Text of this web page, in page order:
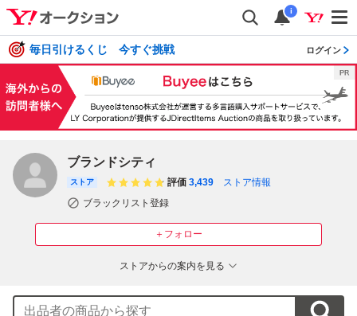
i
毎日引けるくじ 今すぐ挑戦 ログイン
ブランドシティ
＋フォロー
ストア 評価 3,439
ストア情報
ブラックリスト登録
ストアからの案内を見る